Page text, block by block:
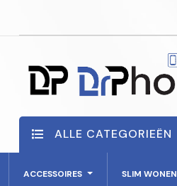
ALLE CATEGORIEËN
ACCESSOIRES SLIM WONEN